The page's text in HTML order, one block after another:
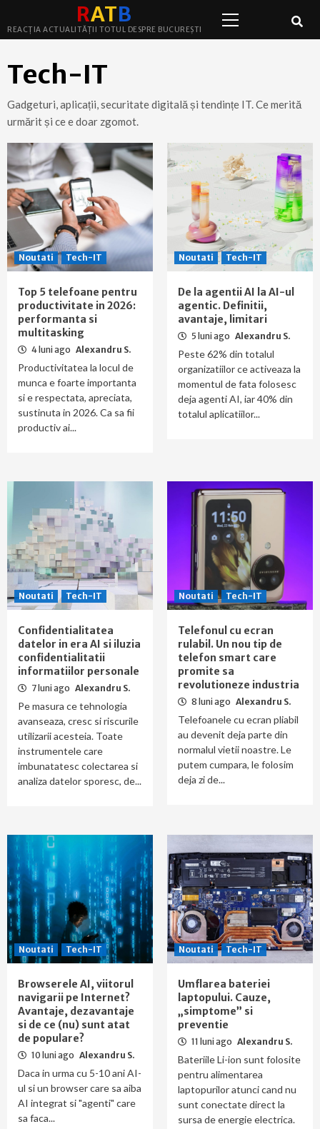
to
RATB
REACȚIA ACTUALITĂȚII TOTUL DESPRE BUCUREȘTI
Menu
Tech-IT
Gadgeturi, aplicații, securitate digitală și tendințe IT. Ce merită
urmărit și ce e doar zgomot.
Noutati Tech-IT
Top 5 telefoane pentru
productivitate in 2026:
performanta si
multitasking
4 luni ago Alexandru S.
Productivitatea la locul de
munca e foarte importanta
si e respectata, apreciata,
sustinuta in 2026. Ca sa fii
productiv ai...
Noutati Tech-IT
De la agentii AI la AI-ul
agentic. Definitii,
avantaje, limitari
5 luni ago Alexandru S.
Peste 62% din totalul
organizatiilor ce activeaza la
momentul de fata folosesc
deja agenti AI, iar 40% din
totalul aplicatiilor...
Noutati Tech-IT
Confidentialitatea
datelor in era AI si iluzia
confidentialitatii
informatiilor personale
7 luni ago Alexandru S.
Pe masura ce tehnologia
avanseaza, cresc si riscurile
utilizarii acesteia. Toate
instrumentele care
imbunatatesc colectarea si
analiza datelor sporesc, de...
Noutati Tech-IT
Telefonul cu ecran
rulabil. Un nou tip de
telefon smart care
promite sa
revolutioneze industria
8 luni ago Alexandru S.
Telefoanele cu ecran pliabil
au devenit deja parte din
normalul vietii noastre. Le
putem cumpara, le folosim
deja zi de...
Noutati Tech-IT
Browserele AI, viitorul
navigarii pe Internet?
Avantaje, dezavantaje
si de ce (nu) sunt atat
de populare?
10 luni ago Alexandru S.
Daca in urma cu 5-10 ani AI-
ul si un browser care sa aiba
AI integrat si "agenti" care
sa faca...
Noutati Tech-IT
Umflarea bateriei
laptopului. Cauze,
„simptome” si
preventie
11 luni ago Alexandru S.
Bateriile Li-ion sunt folosite
pentru alimentarea
laptopurilor atunci cand nu
sunt conectate direct la
sursa de energie electrica.